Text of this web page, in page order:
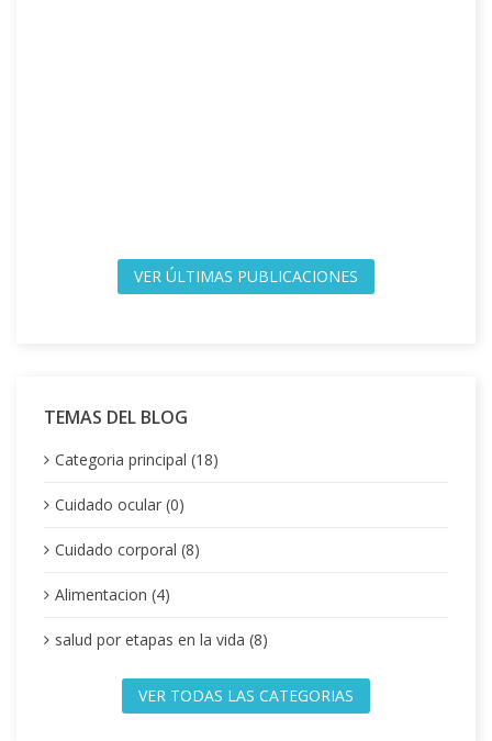
VER ÚLTIMAS PUBLICACIONES
TEMAS DEL BLOG
Categoria principal (18)
Cuidado ocular (0)
Cuidado corporal (8)
Alimentacion (4)
salud por etapas en la vida (8)
VER TODAS LAS CATEGORIAS